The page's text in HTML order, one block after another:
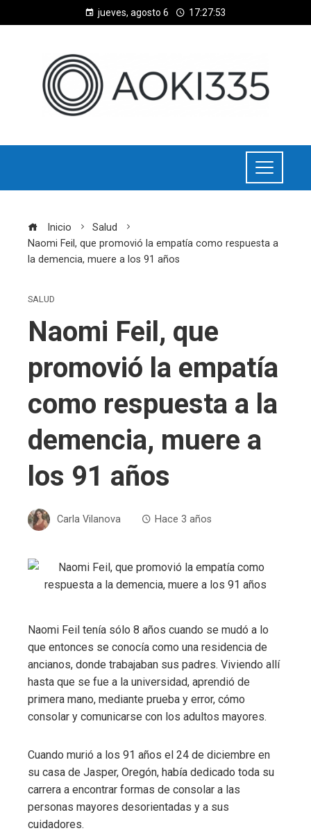
jueves, agosto 6 17:27:54
Inicio
Salud
Naomi Feil, que promovió la empatía como respuesta a
la demencia, muere a los 91 años
SALUD
Naomi Feil, que
promovió la empatía
como respuesta a la
demencia, muere a
los 91 años
Carla Vilanova Hace 3 años
Naomi Feil tenía sólo 8 años cuando se mudó a lo
que entonces se conocía como una residencia de
ancianos, donde trabajaban sus padres. Viviendo allí
hasta que se fue a la universidad, aprendió de
primera mano, mediante prueba y error, cómo
consolar y comunicarse con los adultos mayores.
Cuando murió a los 91 años el 24 de diciembre en
su casa de Jasper, Oregón, había dedicado toda su
carrera a encontrar formas de consolar a las
personas mayores desorientadas y a sus
cuidadores.